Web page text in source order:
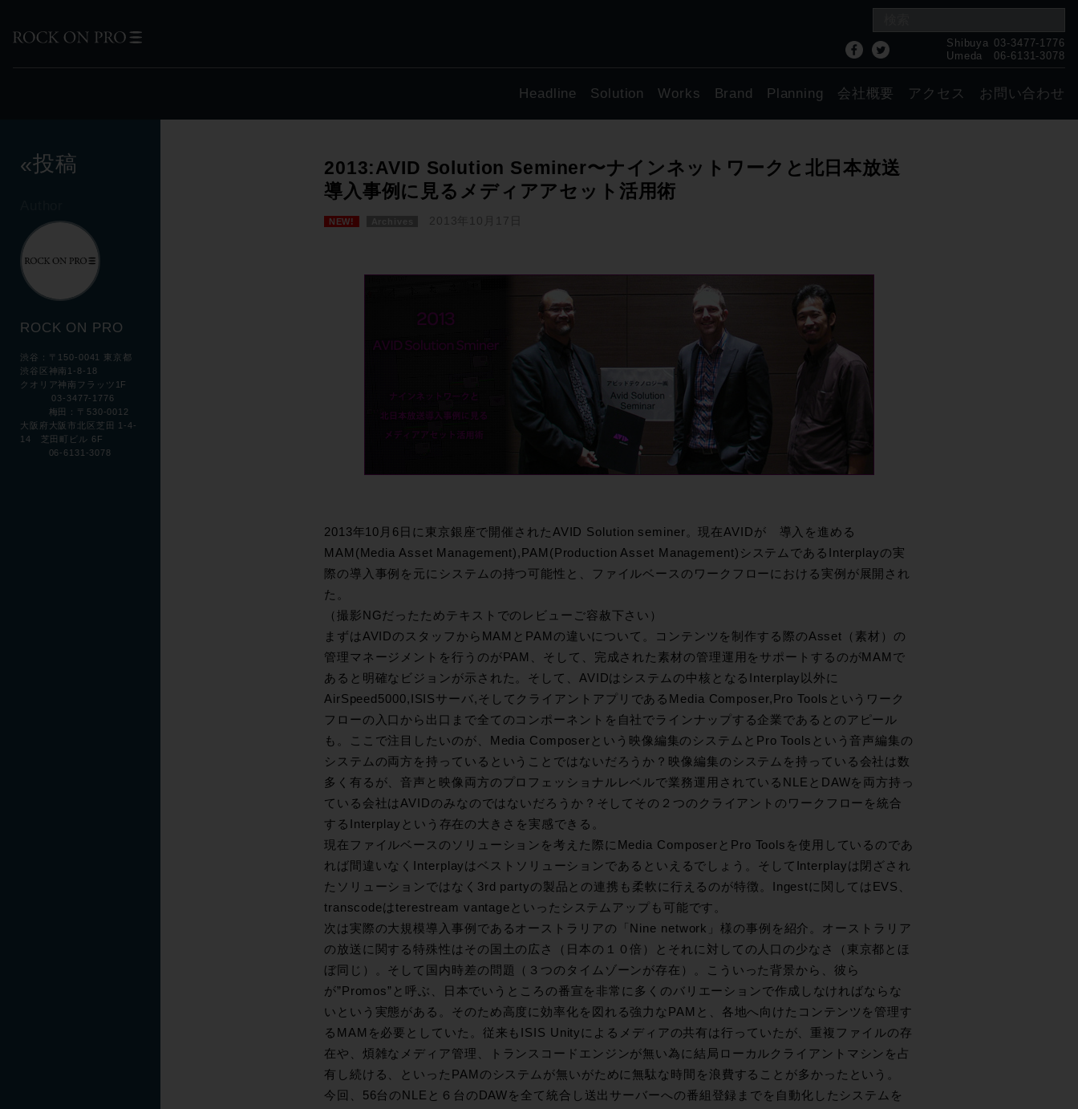
Shibuya 03-3477-1776
Umeda
06-6131-3078
Headline Solution Works Brand Planning 会社概要 アクセス お問い合わせ
«投稿
ROCK ON PRO
渋谷：〒150-0041 東京都
渋谷区神南1-8-18
クオリア神南フラッツ1F
03-3477-1776
梅田：〒530-0012
大阪府大阪市北区芝田 1-4-
14 芝田町ビル 6F
06-6131-3078
2013:AVID Solution Seminer〜ナインネットワークと北日本放送
導入事例に見るメディアアセット活用術
NEW! 2013年10月17日
2013年10月6日に東京銀座で開催されたAVID Solution seminer。現在AVIDが 導入を進める
MAM(Media Asset Management),PAM(Production Asset Management)システムであるInterplayの実
際の導入事例を元にシステムの持つ可能性と、ファイルベースのワークフローにおける実例が展開され
た。
（撮影NGだったためテキストでのレビューご容赦下さい）
まずはAVIDのスタッフからMAMとPAMの違いについて。コンテンツを制作する際のAsset（素材）の
管理マネージメントを行うのがPAM、そして、完成された素材の管理運用をサポートするのがMAMで
あると明確なビジョンが示された。そして、AVIDはシステムの中核となるInterplay以外に
AirSpeed5000,ISISサーバ,そしてクライアントアプリであるMedia Composer,Pro Toolsというワーク
フローの入口から出口まで全てのコンポーネントを自社でラインナップする企業であるとのアピール
も。ここで注目したいのが、Media Composerという映像編集のシステムとPro Toolsという音声編集の
システムの両方を持っているということではないだろうか？映像編集のシステムを持っている会社は数
多く有るが、音声と映像両方のプロフェッショナルレベルで業務運用されているNLEとDAWを両方持っ
ている会社はAVIDのみなのではないだろうか？そしてその２つのクライアントのワークフローを統合
するInterplayという存在の大きさを実感できる。
現在ファイルベースのソリューションを考えた際にMedia ComposerとPro Toolsを使用しているのであ
れば間違いなくInterplayはベストソリューションであるといえるでしょう。そしてInterplayは閉ざされ
たソリューションではなく3rd partyの製品との連携も柔軟に行えるのが特徴。Ingestに関してはEVS、
transcodeはterestream vantageといったシステムアップも可能です。
次は実際の大規模導入事例であるオーストラリアの「Nine network」様の事例を紹介。オーストラリア
の放送に関する特殊性はその国土の広さ（日本の１０倍）とそれに対しての人口の少なさ（東京都とほ
ぼ同じ）。そして国内時差の問題（３つのタイムゾーンが存在）。こういった背景から、彼ら
が”Promos”と呼ぶ、日本でいうところの番宣を非常に多くのバリエーションで作成しなければならな
いという実態がある。そのため高度に効率化を図れる強力なPAMと、各地へ向けたコンテンツを管理す
るMAMを必要としていた。従来もISIS Unityによるメディアの共有は行っていたが、重複ファイルの存
在や、煩雑なメディア管理、トランスコードエンジンが無い為に結局ローカルクライアントマシンを占
有し続ける、といったPAMのシステムが無いがために無駄な時間を浪費することが多かったという。
今回、56台のNLEと６台のDAWを全て統合し送出サーバーへの番組登録までを自動化したシステムを